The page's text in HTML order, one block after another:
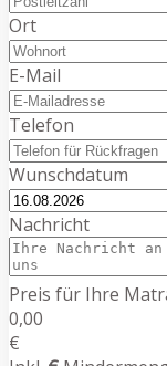
Ort
E-Mail
Telefon
Wunschdatum
Nachricht
Preis für Ihre
0,00
€